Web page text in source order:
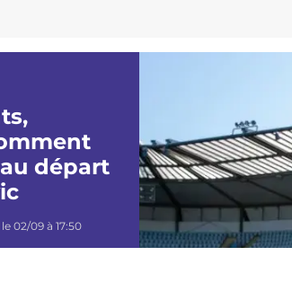
départ
le 02/09 à 17:50